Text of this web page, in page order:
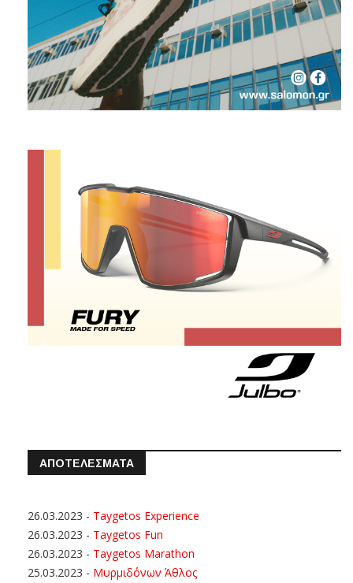
ΑΠΟΤΕΛΕΣΜΑΤΑ
26.03.2023 - Taygetos Experience
26.03.2023 - Taygetos Fun
26.03.2023 - Taygetos Marathon
25.03.2023 - Μυρμιδόνων Άθλος